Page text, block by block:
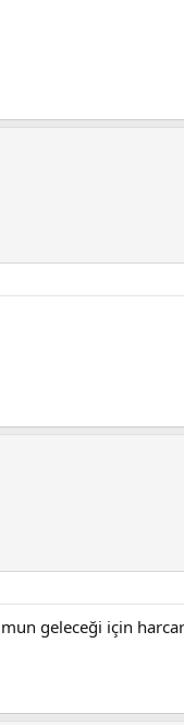
geleceği için